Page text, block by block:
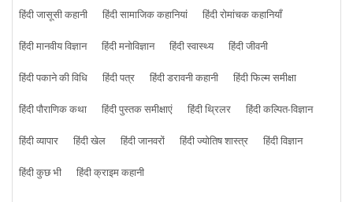
हिंदी जासूसी कहानी
हिंदी सामाजिक कहानियां
हिंदी रोमांचक कहानियाँ
हिंदी मानवीय विज्ञान
हिंदी मनोविज्ञान हिंदी स्वास्थ्य
हिंदी जीवनी
हिंदी पकाने की विधि
हिंदी पत्र हिंदी डरावनी कहानी
हिंदी फिल्म समीक्षा
हिंदी पौराणिक कथा
हिंदी पुस्तक समीक्षाएं हिंदी थ्रिलर
हिंदी कल्पित-विज्ञान
हिंदी व्यापार
हिंदी खेल हिंदी जानवरों हिंदी ज्योतिष शास्त्र
हिंदी विज्ञान
हिंदी कुछ भी
हिंदी क्राइम कहानी